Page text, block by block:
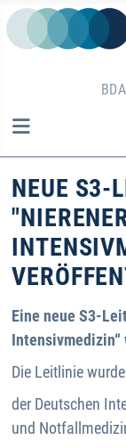
BDA
NEUE S3-
Eine neue S3-
Die Leitlinie
der Deutschen
und